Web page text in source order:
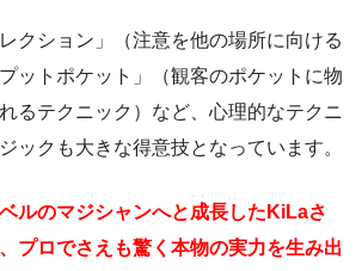
クション」（注意を他の場所に向ける
ットポケット」（観客のポケットに物
るテクニック）など、心理的なテクニ
ックも大きな得意技となっています。
ルのマジシャンへと成長したKiLaさ
プロでさえも驚く本物の実力を生み出